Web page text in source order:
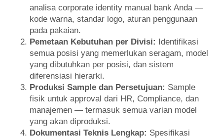
analisa corporate identity manual bank Anda —
kode warna, standar logo, aturan penggunaan
pada pakaian.
Pemetaan Kebutuhan per Divisi:
Identifikasi
semua posisi yang memerlukan seragam, model
yang dibutuhkan per posisi, dan sistem
diferensiasi hierarki.
Produksi Sample dan Persetujuan: Sample
fisik untuk approval dari HR, Compliance, dan
manajemen — termasuk semua varian model
yang akan diproduksi.
Dokumentasi Teknis Lengkap: Spesifikasi